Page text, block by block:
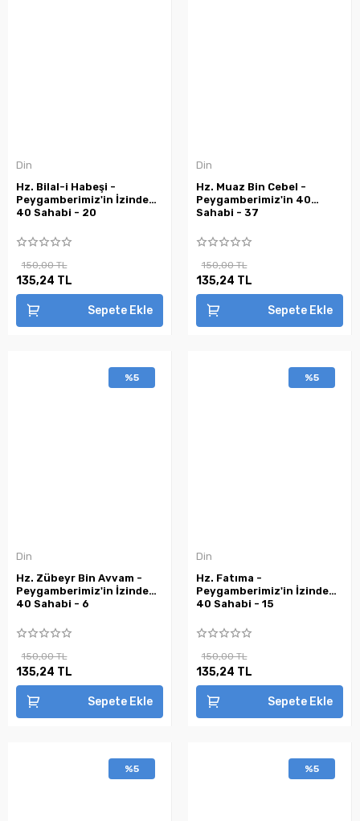
Din
Hz. Bilal-i Habeşi -
Peygamberimiz'in İzinde
40 Sahabi - 20
150,00 TL
135,24 TL
Sepete Ekle
Din
Hz. Muaz Bin Cebel -
Peygamberimiz'in 40
Sahabi - 37
150,00 TL
135,24 TL
Sepete Ekle
%5
Din
Hz. Zübeyr Bin Avvam -
Peygamberimiz'in İzinde
40 Sahabi - 6
150,00 TL
135,24 TL
Sepete Ekle
%5
Din
Hz. Fatıma -
Peygamberimiz'in İzinde
40 Sahabi - 15
150,00 TL
135,24 TL
Sepete Ekle
%5 %5